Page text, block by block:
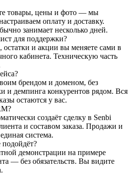
товары, цены и фото — мы
оплату и доставку.
занимает несколько дней.
для поддержки?
и акции вы меняете сами в
кабинета. Техническую часть
брендом и доменом, без
и демпинга конкурентов рядом. Вся
остаются у вас.
создаёт сделку в Senbi
и составом заказа. Продажи и
система.
демонстрации на примере
— без обязательств. Вы видите